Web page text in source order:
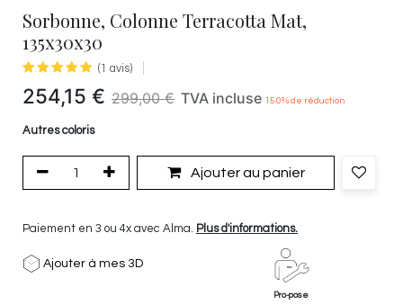
Sorbonne, Colonne Terracotta Mat,
135x30x30
(1 avis)
254,15 € 299,00€ TVA incluse 15.0% de réduction
Autres coloris
Ajouter au panier
Paiement en 3 ou 4x avec Alma. Plus d'informations.
Ajouter à mes 3D
Pro-pose